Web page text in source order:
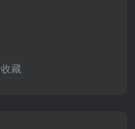
收藏